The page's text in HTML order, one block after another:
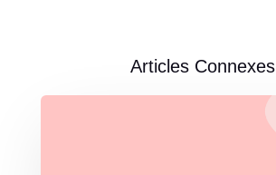
Articles Connexes